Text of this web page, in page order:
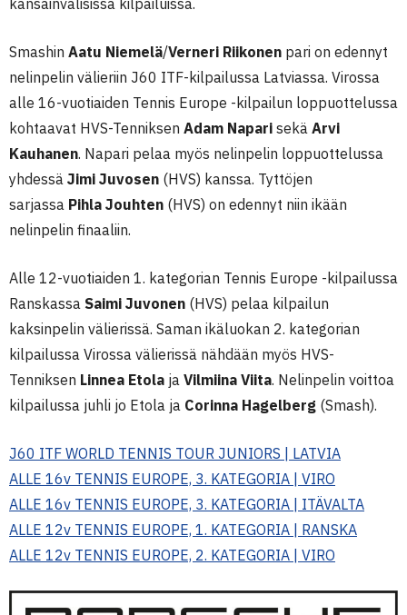
Smashin Aatu Niemelä/Verneri Riikonen pari on edennyt
nelinpelin välieriin J60 ITF-kilpailussa Latviassa. Virossa
alle 16-vuotiaiden Tennis Europe -kilpailun loppuottelussa
kohtaavat HVS-Tenniksen Adam Napari sekä Arvi
Kauhanen. Napari pelaa myös nelinpelin loppuottelussa
yhdessä Jimi Juvosen (HVS) kanssa. Tyttöjen
sarjassa Pihla Jouhten (HVS) on edennyt niin ikään
nelinpelin finaaliin.
Alle 12-vuotiaiden 1. kategorian Tennis Europe -kilpailussa
Ranskassa Saimi Juvonen (HVS) pelaa kilpailun
kaksinpelin välierissä. Saman ikäluokan 2. kategorian
kilpailussa Virossa välierissä nähdään myös HVS-
Tenniksen Linnea Etola ja Vilmiina Viita. Nelinpelin voittoa
kilpailussa juhli jo Etola ja Corinna Hagelberg (Smash).
J60 ITF WORLD TENNIS TOUR JUNIORS | LATVIA
ALLE 16v TENNIS EUROPE, 3. KATEGORIA | VIRO
ALLE 16v TENNIS EUROPE, 3. KATEGORIA | ITÄVALTA
ALLE 12v TENNIS EUROPE, 1. KATEGORIA | RANSKA
ALLE 12v TENNIS EUROPE, 2. KATEGORIA | VIRO